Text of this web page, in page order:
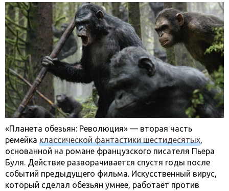
«Планета обезьян: Революция» — вторая часть
ремейка классической фантастики шестидесятых,
основанной на романе французского писателя Пьера
Буля. Действие разворачивается спустя годы после
событий предыдущего фильма. Искусственный вирус,
который сделал обезьян умнее, работает против